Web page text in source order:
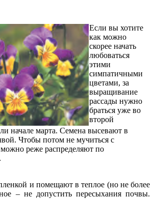
Если вы хотите
как можно
скорее начать
любоваться
этими
симпатичными
цветами, за
выращивание
рассады нужно
браться уже во
второй
начале марта. Семена высевают в
Чтобы потом не мучиться с
реже распределяют по
и помещают в теплое (но не более
– не допустить пересыхания почвы.